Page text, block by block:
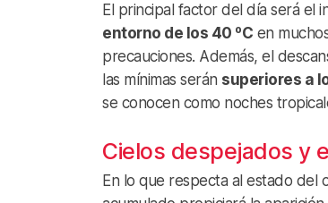
El principal factor del día será el
entorno de los 40 ºC en
precauciones. Además, el
las mínimas serán superiores a
se conocen como noches
Cielos despejados y
En lo que respecta al estado del